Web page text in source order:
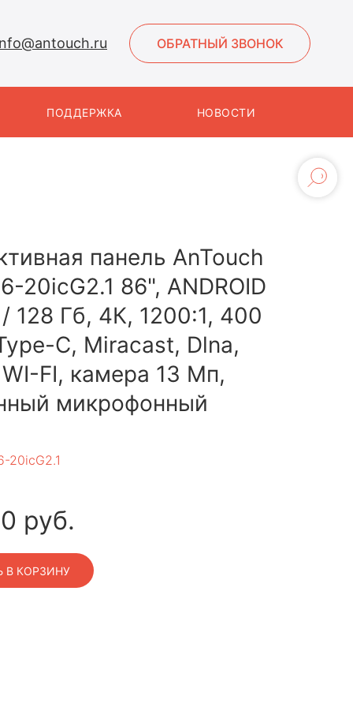
ОБРАТНЫЙ ЗВОНОК
ПОДДЕРЖКА НОВОСТИ
панель AnTouch
20icG2.1 86", ANDROID
/ 128 Гб, 4К, 1200:1, 400
С, Miracast, Dlna,
FI, камера 13 Мп,
микрофонный
20icG2.1
руб.
В КОРЗИНУ